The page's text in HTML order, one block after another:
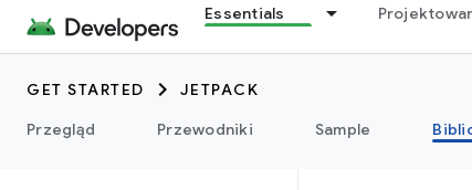
Essentials
GET STARTED
JETPACK
Przegląd
Przewodniki Sample
androidx.camera.media3
androidx.camera.viewfinder
androidx.car